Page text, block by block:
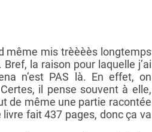
même mis trèèèès longtemps
la raison pour laquelle j’ai
n’est PAS là. En effet, on
il pense souvent à elle,
de même une partie racontée
fait 437 pages, donc ça va